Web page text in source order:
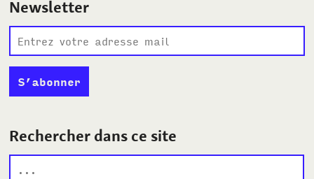
Newsletter
Rechercher dans ce site